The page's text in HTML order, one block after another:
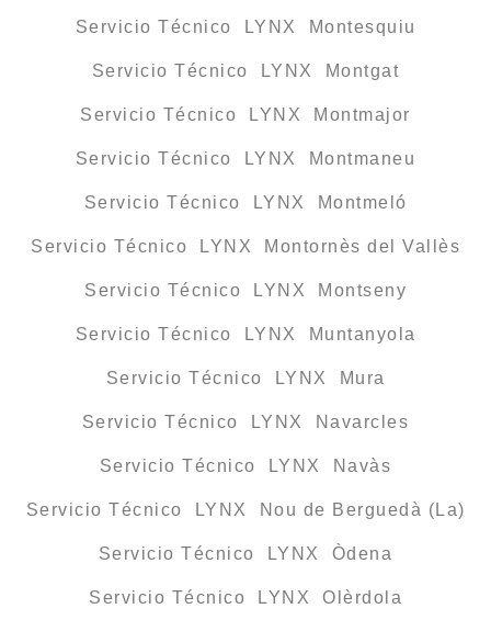
Servicio Técnico LYNX Montesquiu
Servicio Técnico LYNX Montgat
Servicio Técnico LYNX Montmajor
Servicio Técnico LYNX Montmaneu
Servicio Técnico LYNX Montmeló
Servicio Técnico LYNX Montornès del Vallès
Servicio Técnico LYNX Montseny
Servicio Técnico LYNX Muntanyola
Servicio Técnico LYNX Mura
Servicio Técnico LYNX Navarcles
Servicio Técnico LYNX Navàs
Servicio Técnico LYNX Nou de Berguedà (La)
Servicio Técnico LYNX Òdena
Servicio Técnico LYNX Olèrdola